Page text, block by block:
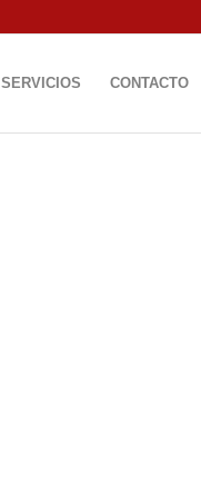
SERVICIOS CONTACTO